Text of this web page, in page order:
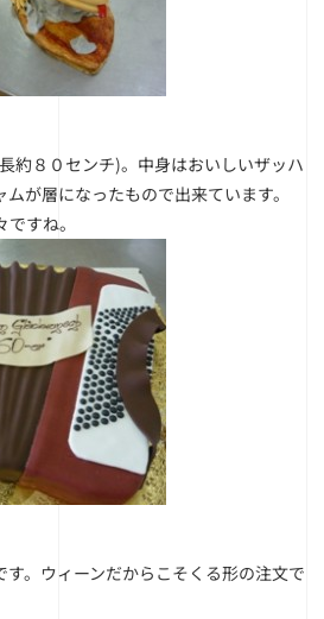
約８０センチ)。中身はおいしいザッハ
が層になったもので出来ています。
すね。
す。ウィーンだからこそくる形の注文で